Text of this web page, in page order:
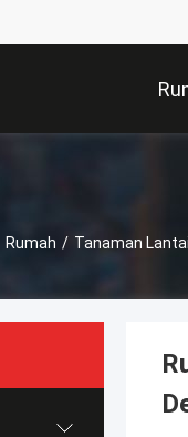
Rumah / Tanaman